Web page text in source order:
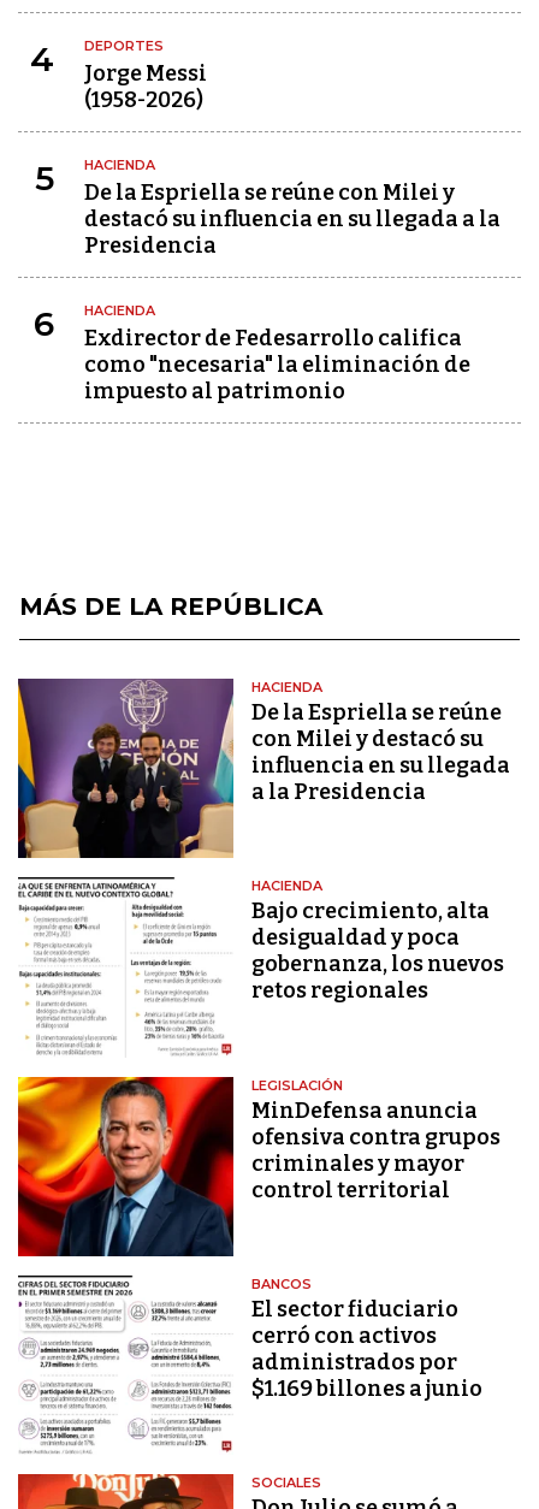
4 DEPORTES
Jorge Messi
(1958-2026)
5 HACIENDA
De la Espriella se reúne con Milei y
destacó su influencia en su llegada a la
Presidencia
6 HACIENDA
Exdirector de Fedesarrollo califica
como "necesaria" la eliminación de
impuesto al patrimonio
MÁS DE LA REPÚBLICA
HACIENDA
De la Espriella se reúne
con Milei y destacó su
influencia en su llegada
a la Presidencia
HACIENDA
Bajo crecimiento, alta
desigualdad y poca
gobernanza, los nuevos
retos regionales
LEGISLACIÓN
MinDefensa anuncia
ofensiva contra grupos
criminales y mayor
control territorial
BANCOS
El sector fiduciario
cerró con activos
administrados por
$1.169 billones a junio
SOCIALES